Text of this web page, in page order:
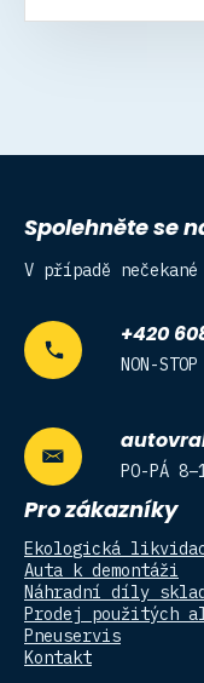
Spolehněte se
V případě
+420
NON-
PO-PÁ
Pro zákazníky
Ekologická
Auta k demontáži
Náhradní díly
Prodej použitých
Pneuservis
Kontakt